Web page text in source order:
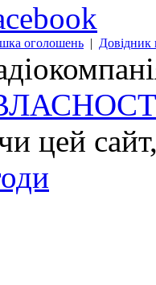
оголошень | Довідник
цей